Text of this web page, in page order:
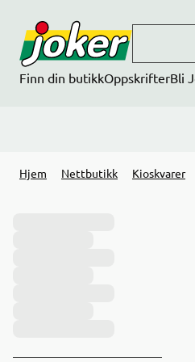
Finn din butikkOppskrifterBli
Hjem Nettbutikk Kioskvarer